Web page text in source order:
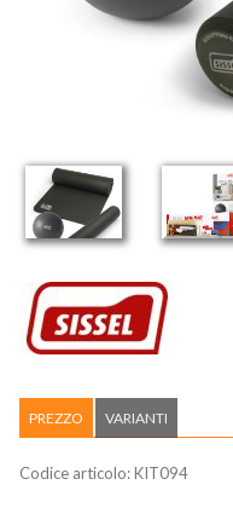
PREZZO VARIANTI
Codice articolo:KIT094